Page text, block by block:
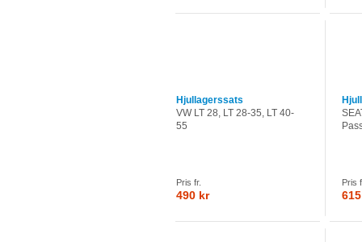
Hjullagerssats
VW LT 28, LT 28-35, LT 40-
55
Pris fr.
490 kr
Pris